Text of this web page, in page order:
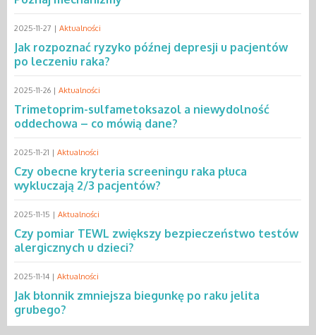
2025-11-27 | Aktualności
Jak rozpoznać ryzyko późnej depresji u pacjentów
po leczeniu raka?
2025-11-26 | Aktualności
Trimetoprim-sulfametoksazol a niewydolność
oddechowa – co mówią dane?
2025-11-21 | Aktualności
Czy obecne kryteria screeningu raka płuca
wykluczają 2/3 pacjentów?
2025-11-15 | Aktualności
Czy pomiar TEWL zwiększy bezpieczeństwo testów
alergicznych u dzieci?
2025-11-14 | Aktualności
Jak błonnik zmniejsza biegunkę po raku jelita
grubego?